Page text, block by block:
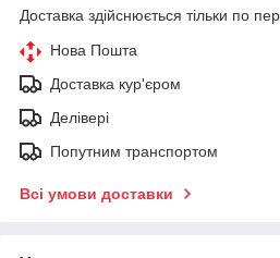
Доставка здійснюється тільки по
Нова Пошта
Доставка кур'єром
Делівері
Попутним транспортом
Всі умови доставки